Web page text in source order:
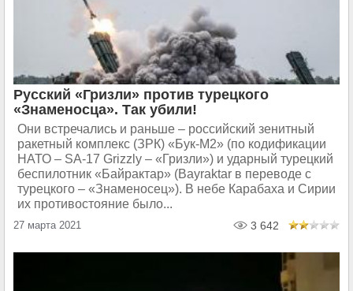
Русский «Гризли» против турецкого
«Знаменосца». Так убили!
Они встречались и раньше – российский зенитный
ракетный комплекс (ЗРК) «Бук-М2» (по кодификации
НАТО – SA-17 Grizzly – «Гризли») и ударный турецкий
беспилотник «Байрактар» (Bayraktar в переводе с
турецкого – «Знаменосец»). В небе Карабаха и Сирии
их противостояние было...
27 марта 2021 3 642